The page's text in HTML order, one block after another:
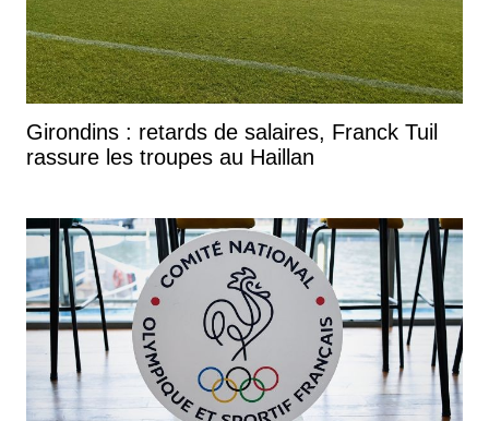
Girondins : retards de salaires, Franck Tuil
rassure les troupes au Haillan